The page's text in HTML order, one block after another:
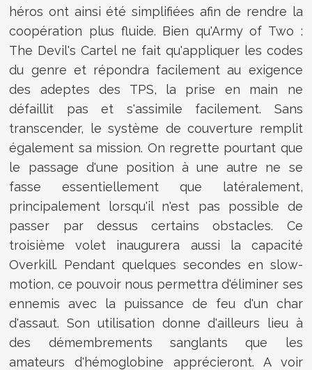
héros ont ainsi été simplifiées afin de rendre la
coopération plus fluide. Bien qu'Army of Two :
The Devil's Cartel ne fait qu'appliquer les codes
du genre et répondra facilement au exigence
des adeptes des TPS, la prise en main ne
défaillit pas et s'assimile facilement. Sans
transcender, le système de couverture remplit
également sa mission. On regrette pourtant que
le passage d'une position à une autre ne se
fasse essentiellement que latéralement,
principalement lorsqu'il n'est pas possible de
passer par dessus certains obstacles. Ce
troisième volet inaugurera aussi la capacité
Overkill. Pendant quelques secondes en slow-
motion, ce pouvoir nous permettra d'éliminer ses
ennemis avec la puissance de feu d'un char
d'assaut. Son utilisation donne d'ailleurs lieu à
des démembrements sanglants que les
amateurs d'hémoglobine apprécieront. A voir